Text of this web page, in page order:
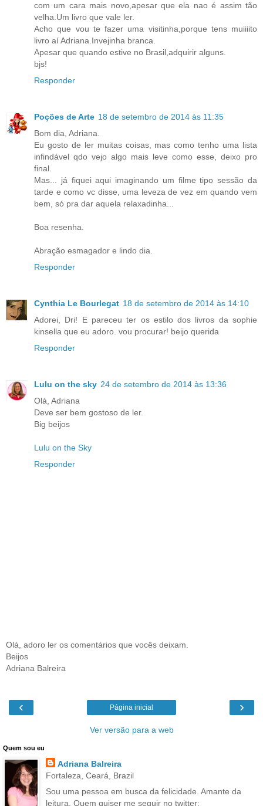
com um cara mais novo,apesar que ela nao é assim tão
velha.Um livro que vale ler.
Acho que vou te fazer uma visitinha,porque tens muiiiito
livro aí Adriana.Invejinha branca.
Apesar que quando estive no Brasil,adquirir alguns.
bjs!
Responder
Poções de Arte 18 de setembro de 2014 às 11:35
Bom dia, Adriana.
Eu gosto de ler muitas coisas, mas como tenho uma lista
infindável qdo vejo algo mais leve como esse, deixo pro
final.
Mas... já fiquei aqui imaginando um filme tipo sessão da
tarde e como vc disse, uma leveza de vez em quando vem
bem, só pra dar aquela relaxadinha...
Boa resenha.
Abração esmagador e lindo dia.
Responder
Cynthia Le Bourlegat 18 de setembro de 2014 às 14:10
Adorei, Dri! E pareceu ter os estilo dos livros da sophie
kinsella que eu adoro. vou procurar! beijo querida
Responder
Lulu on the sky 24 de setembro de 2014 às 13:36
Olá, Adriana
Deve ser bem gostoso de ler.
Big beijos
Lulu on the Sky
Responder
Olá, adoro ler os comentários que vocês deixam.
Beijos
Adriana Balreira
‹ ›
Página inicial
Ver versão para a web
Quem sou eu
Adriana Balreira
Fortaleza, Ceará, Brazil
Sou uma pessoa em busca da felicidade. Amante da
leitura. Quem quiser me seguir no twitter: